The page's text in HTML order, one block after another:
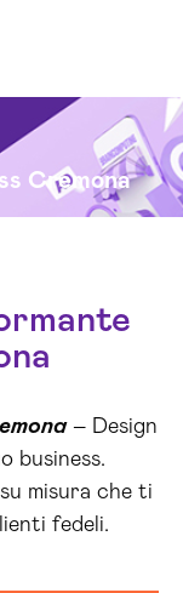
Cremona
– Design
business.
misura che ti
fedeli.